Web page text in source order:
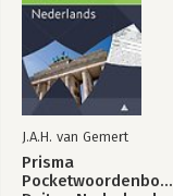
J.A.H. van Gemert
Prisma
Pocketwoordenboek